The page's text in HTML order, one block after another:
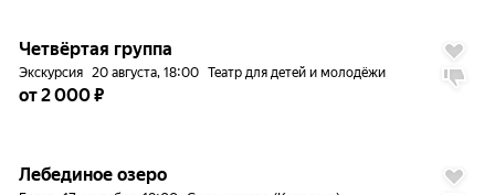
Четвёртая группа
Экскурсия 20 августа, 18:00 Театр для детей и молодёжи
от 2 000 ₽
8.7
Лебединое озеро